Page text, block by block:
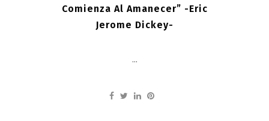
Comienza Al Amanecer” -Eric
Jerome Dickey-
...